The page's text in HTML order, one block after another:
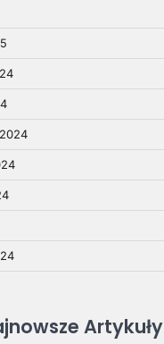
Artykuły